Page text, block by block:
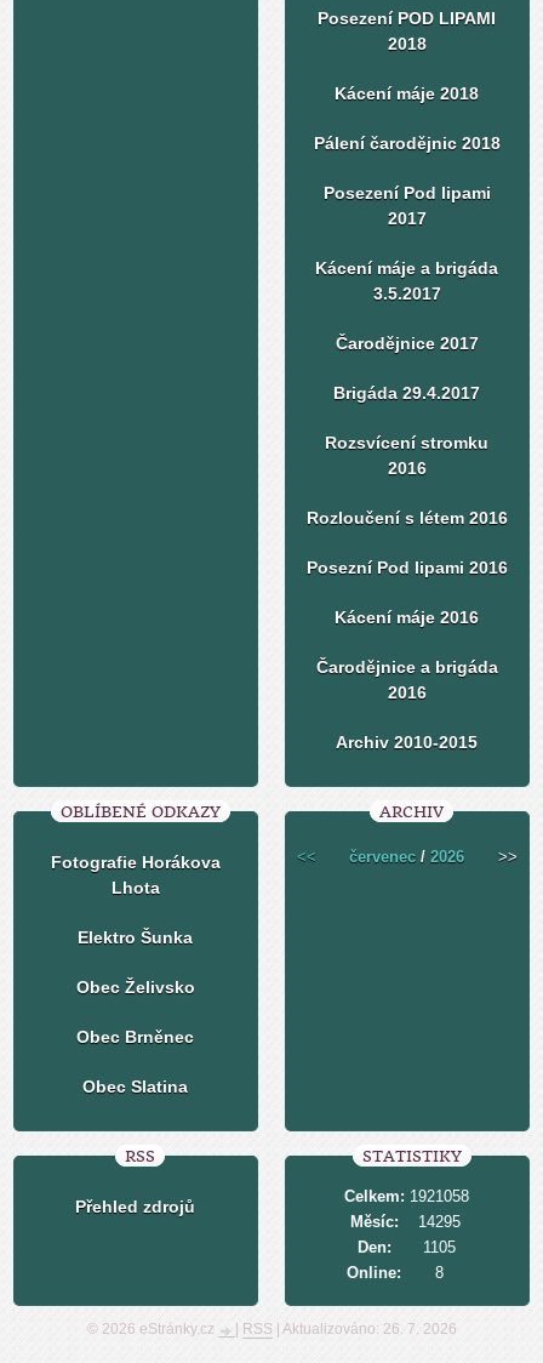
Posezení POD LIPAMI
2018
Kácení máje 2018
Pálení čarodějnic 2018
Posezení Pod lipami
2017
Kácení máje a brigáda
3.5.2017
Čarodějnice 2017
Brigáda 29.4.2017
Rozsvícení stromku
2016
Rozloučení s létem 2016
Posezní Pod lipami 2016
Kácení máje 2016
Čarodějnice a brigáda
2016
Archiv 2010-2015
OBLÍBENÉ ODKAZY
Fotografie Horákova
Lhota
Elektro Šunka
Obec Želivsko
Obec Brněnec
Obec Slatina
ARCHIV
<< červenec /2026 >>
RSS
Přehled zdrojů
STATISTIKY
Online: 8
Celkem: 1921058
Měsíc:
14295
Den:
1105
© 2026 eStránky.cz RSS| Aktualizováno: 26. 7. 2026